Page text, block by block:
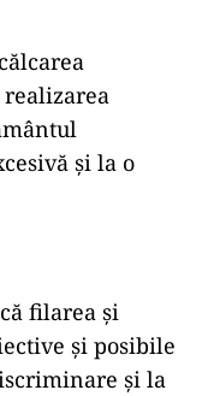
și la o
filarea și
și posibile
și la